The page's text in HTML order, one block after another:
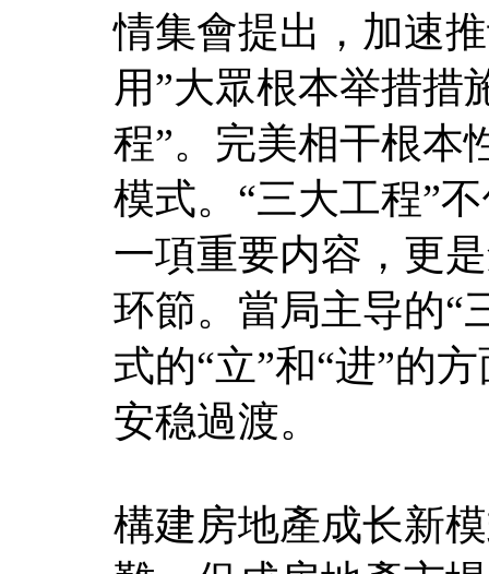
情集會提出，加速
用”大眾根本举措措
程”。完美相干根本
模式。“三大工程”
一項重要内容，更
环節。當局主导的“
式的“立”和“进”的
安稳過渡。
構建房地產成长新